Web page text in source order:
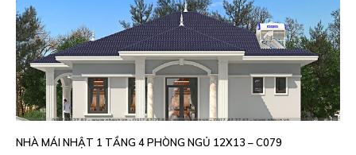
NHÀ MÁI NHẬT 1 TẦNG 4 PHÒNG NGỦ 12X13 – C079